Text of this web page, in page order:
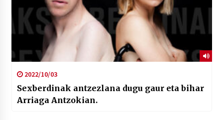
2022/10/03
Sexberdinak antzezlana dugu gaur eta bihar
Arriaga Antzokian.